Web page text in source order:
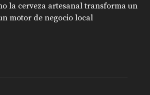
la cerveza artesanal transforma un
motor de negocio local